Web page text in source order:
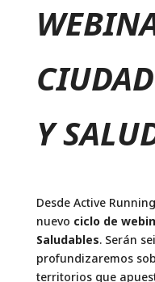
Y
Desde Active
nuevo ciclo de
Saludables. Serán
profundizaremos
territorios que